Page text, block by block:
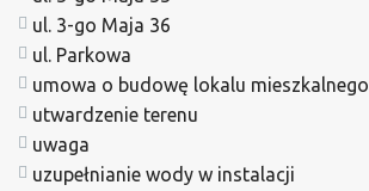
ul. 3-go Maja 36
ul. Parkowa
umowa o budowę lokalu mieszkalnego
utwardzenie terenu
uwaga
uzupełnianie wody w instalacji